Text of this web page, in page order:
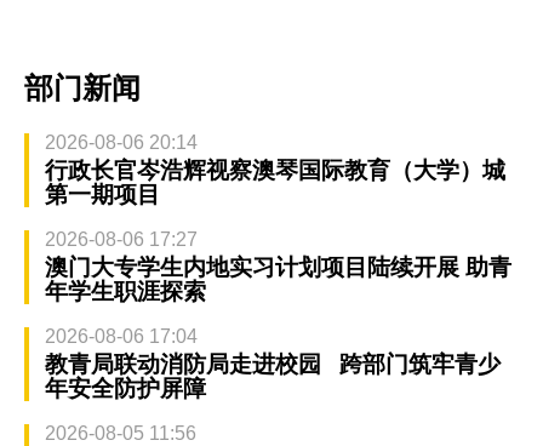
部门新闻
2026-08-06 20:14
行政长官岑浩辉视察澳琴国际教育（大学）城
第一期项目
2026-08-06 17:27
澳门大专学生内地实习计划项目陆续开展 助青
年学生职涯探索
2026-08-06 17:04
教青局联动消防局走进校园 跨部门筑牢青少
年安全防护屏障
2026-08-05 11:56